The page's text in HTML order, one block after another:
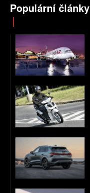
Populární články